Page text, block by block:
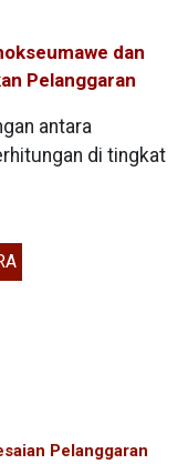
dan
Pelanggaran
antara
di tingkat
Pelanggaran